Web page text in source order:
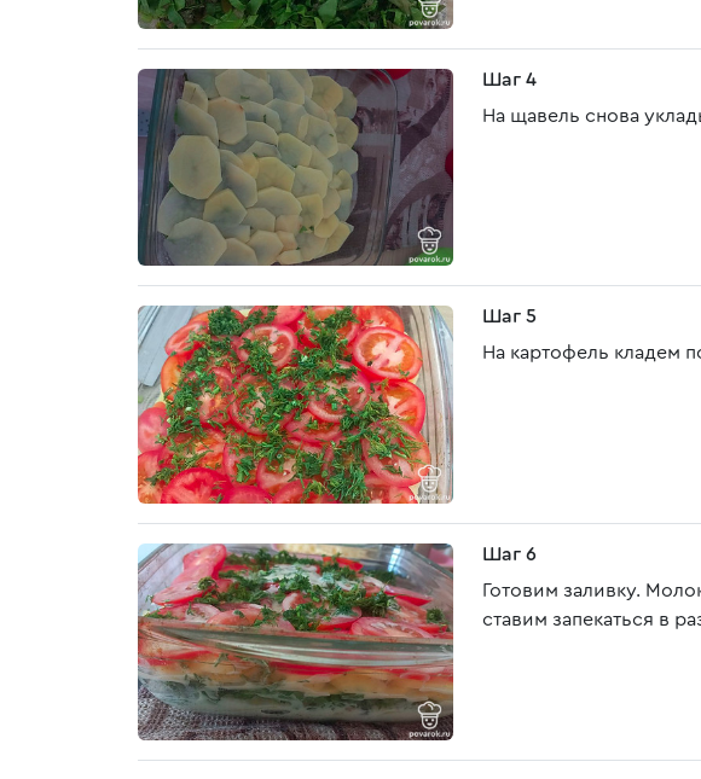
Шаг 4
На щавель снова
Шаг 5
На картофель кладем
Шаг 6
Готовим заливку.
ставим запекаться в